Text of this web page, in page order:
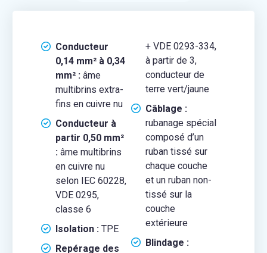
Conducteur
0,14 mm² à 0,34
mm² :âme
multibrins extra-
fins en cuivre nu
Conducteur à
partir 0,50 mm²
:âme multibrins
en cuivre nu
selon IEC 60228,
VDE 0295,
classe 6
Isolation :TPE
Repérage des
+ VDE 0293-334,
à partir de 3,
conducteur de
terre vert/jaune
Câblage :
rubanage spécial
composé d’un
ruban tissé sur
chaque couche
et un ruban non-
tissé sur la
couche
extérieure
Blindage :